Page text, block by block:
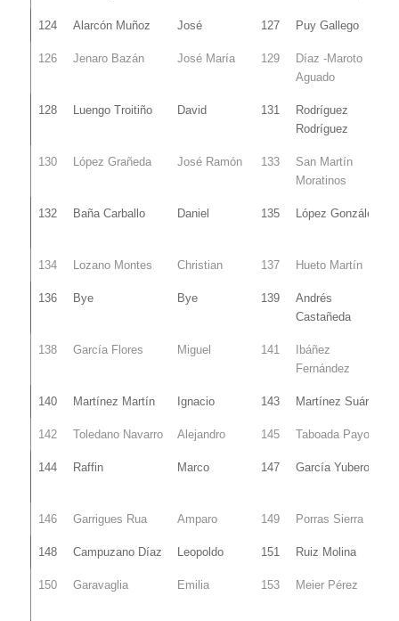
124 Alarcón Muñoz José 127 Puy Gallego
126 Jenaro Bazán José María 129
Díaz -Maroto
Aguado
128 Luengo Troitiño David 131
Rodríguez
Rodríguez
130 López Grañeda José Ramón 133
San Martín
Moratinos
132 Baña Carballo Daniel 135 López González
134 Lozano Montes Christian 137 Hueto Martín
136 Bye Bye 139
Andrés
Castañeda
138 García Flores Miguel 141
Ibáñez
Fernández
140 Martínez Martín Ignacio 143 Martínez Suárez
142 Toledano Navarro Alejandro 145 Taboada Payo
144 Raffin Marco 147 García Yubero
146 Garrigues Rua Amparo 149 Porras Sierra
148 Campuzano Díaz Leopoldo 151 Ruiz Molina
150 Garavaglia Emilia 153 Meier Pérez